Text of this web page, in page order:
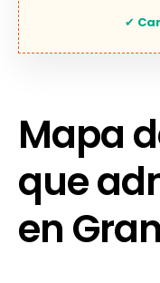
✔
Mapa
que
en